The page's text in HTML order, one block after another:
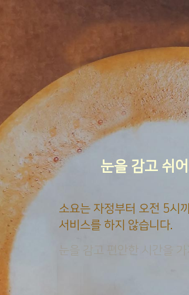
눈을 감고 쉬
소요는 자정부터 오전 5시
서비스를 하지 않습니다.
눈을 감고 편안한 시간을 가